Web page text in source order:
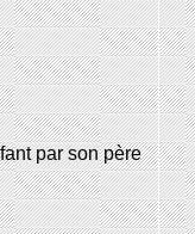
par son père